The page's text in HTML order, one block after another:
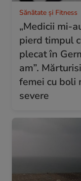
Sănătate și Fitness
„Medicii mi-
pierd timpul
plecat în
am”.
femei cu boli
severe